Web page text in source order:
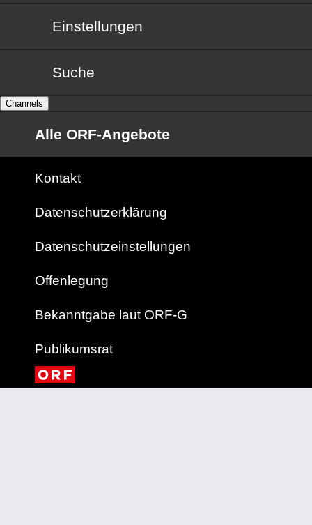
Einstellungen
Suche
Channels
Alle ORF-Angebote
Kontakt
Datenschutzerklärung
Datenschutzeinstellungen
Offenlegung
Bekanntgabe laut ORF-G
Publikumsrat